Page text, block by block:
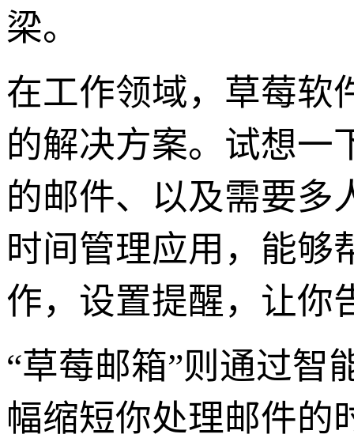
梁。
在工作领域，草莓软
的解决方案。试想一
的邮件、以及需要多
时间管理应用，能够
作，设置提醒，让你
“草莓邮箱”则通过智
幅缩短你处理邮件的